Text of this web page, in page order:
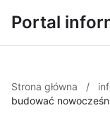
Portal
Strona główna /
budować